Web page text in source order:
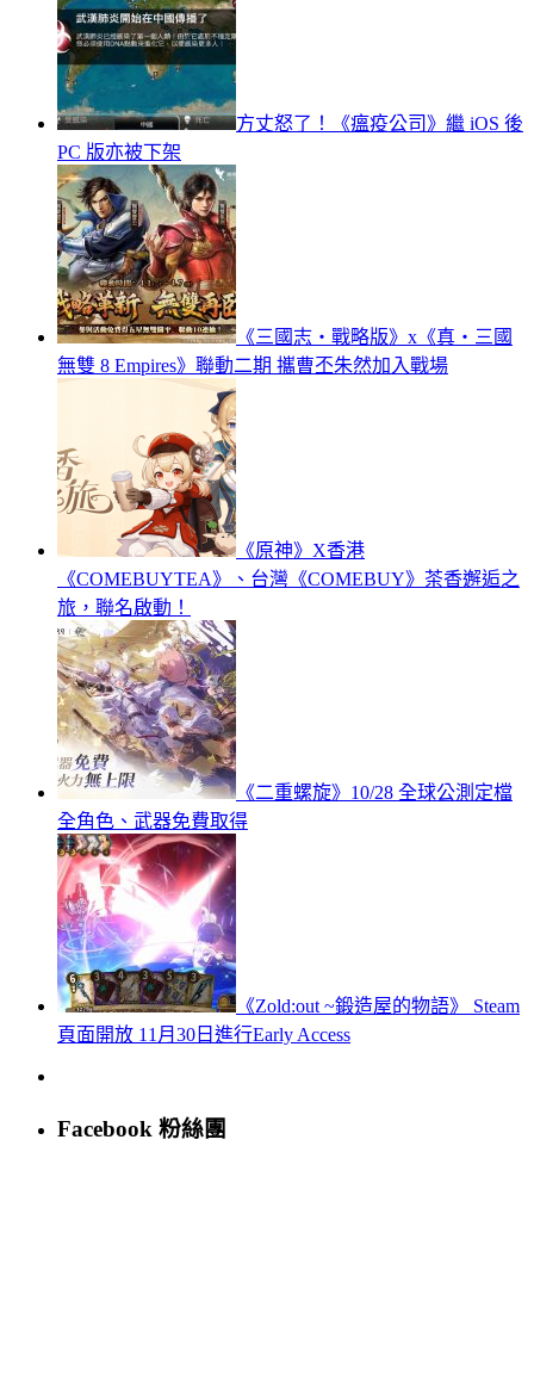
方丈怒了！《瘟疫公司》繼 iOS 後
PC 版亦被下架
《三國志・戰略版》x《真‧三國
無雙 8 Empires》聯動二期 攜曹丕朱然加入戰場
《原神》X香港
《COMEBUYTEA》、台灣《COMEBUY》茶香邂逅之
旅，聯名啟動！
《二重螺旋》10/28 全球公測定檔
全角色、武器免費取得
《Zold:out ~鍛造屋的物語》 Steam
頁面開放 11月30日進行Early Access
Facebook 粉絲團